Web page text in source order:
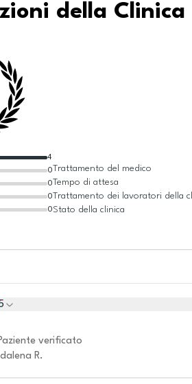
della Clinica
0
0
0
0
4
Trattamento del medico
Tempo di attesa
Trattamento dei lavoratori della
Stato della clinica
verificato
R.